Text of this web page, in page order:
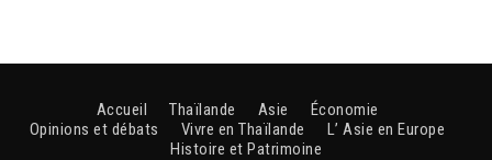
Accueil Thaïlande Asie
Économie
Opinions et débats
Vivre en Thaïlande
L’ Asie en Europe
Histoire et Patrimoine